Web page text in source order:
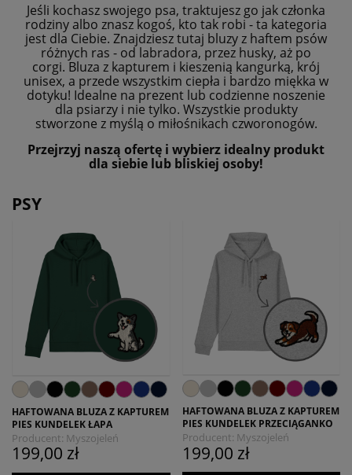
Jeśli kochasz swojego psa, traktujesz go jak członka
rodziny albo znasz kogoś, kto tak robi - ta kategoria
jest dla Ciebie. Znajdziesz tutaj bluzy z haftem psów
różnych ras - od labradora, przez husky, aż po
corgi. Bluza z kapturem i kieszenią kangurką, krój
unisex, a przede wszystkim ciepła i bardzo miękka w
dotyku! Idealne na prezent lub codzienne noszenie
dla psiarzy i nie tylko. Wszystkie produkty
stworzone z myślą o miłośnikach czworonogów.
Przejrzyj naszą ofertę i wybierz idealny produkt
dla siebie lub bliskiej osoby!
PSY
HAFTOWANA BLUZA Z KAPTUREM
PIES KUNDELEK ŁAPA
Producent: Myszojeleń
199,00 zł
HAFTOWANA BLUZA Z KAPTUREM
PIES KUNDELEK PRZECIĄGANKO
Producent: Myszojeleń
199,00 zł